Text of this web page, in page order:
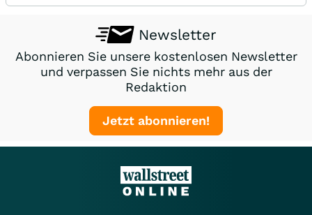
Newsletter
Abonnieren Sie unsere kostenlosen Newsletter
und verpassen Sie nichts mehr aus der
Redaktion
Jetzt abonnieren!